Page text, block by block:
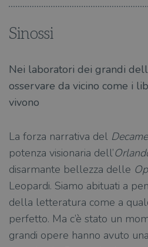
Sinossi
Nei laboratori dei grandi
osservare da vicino come i
vivono
La forza narrativa del
potenza visionaria dell’
disarmante bellezza delle
Leopardi. Siamo abituati a
della letteratura come a
perfetto. Ma c’è stato un
grandi opere hanno avuto